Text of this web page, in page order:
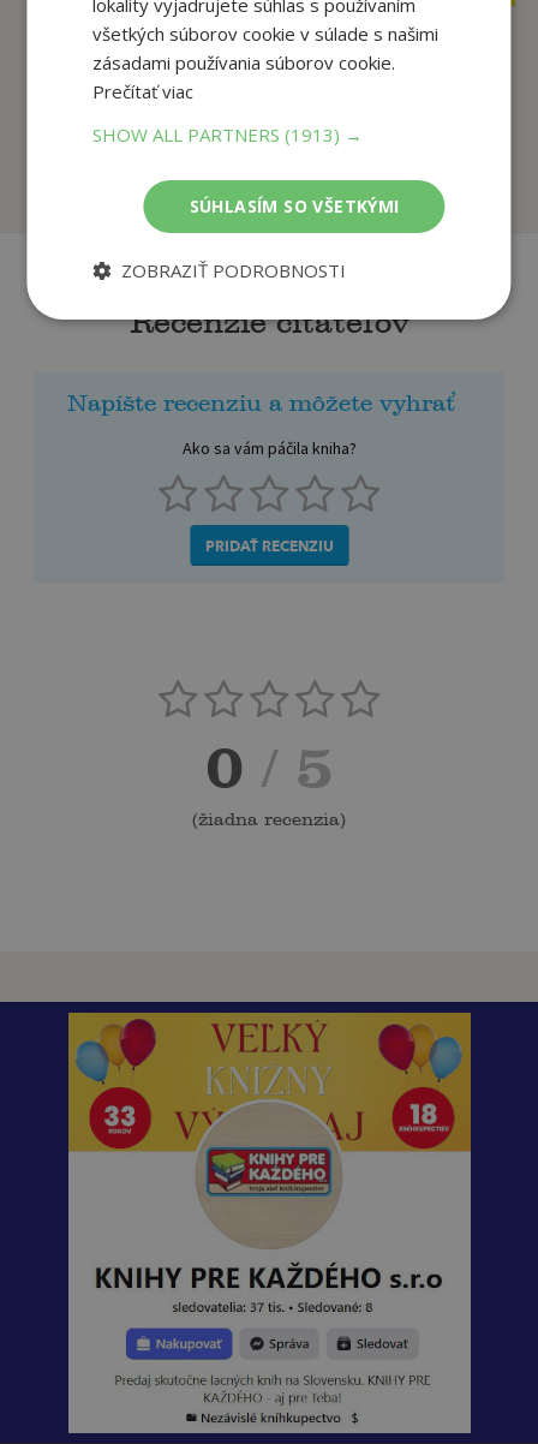
Indiana Jones -
Hrdinovia a
autor neuvedený
Pomocníci na
autor neuvedený
Na sklade
Recenzie čitateľov
Napíšte recenziu a môžete vyhrať
Ako sa vám páčila kniha?
PRIDAŤ RECENZIU
0 / 5
(žiadna recenzia)
všetkých súborov cookie v súlade s našimi
zásadami používania súborov cookie.
Prečítať viac
SHOW ALL PARTNERS(1913) →
SÚHLASÍM SO VŠETKÝMI
ZOBRAZIŤ PODROBNOSTI